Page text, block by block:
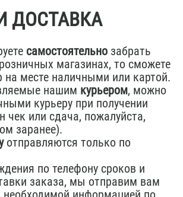
ДОСТАВКА
самостоятельно забрать
магазинах, то сможете
на месте наличными или картой.
нашим курьером, можно
курьеру при получении
чек или сдача, пожалуйста,
заранее).
отправляются только по
по телефону сроков и
заказа, мы отправим вам